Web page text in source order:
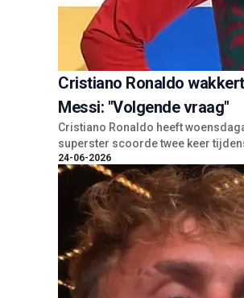
Cristiano Ronaldo
Messi: "Volgende vraag"
Cristiano Ronaldo heeft
superster scoorde twee keer
24-06-2026